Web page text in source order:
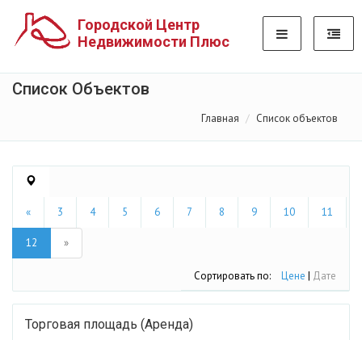
Городской Центр
Недвижимости Плюс
Список Объектов
Главная Список объектов
« 3 4 5 6 7 8 9 10 11
12 »
Сортировать по: Цене | Дате
Торговая площадь (Аренда)